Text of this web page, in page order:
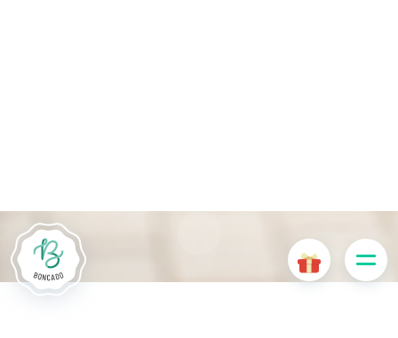
fonctionnalités du site. D'autres cookies sont utilisés à des
fins d'analyse ou de marketing.
Accepter les cookies
Gérer les cookies